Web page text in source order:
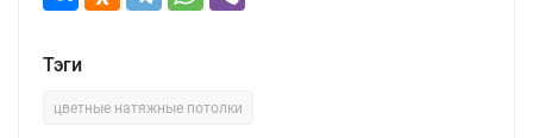
Тэги
цветные натяжные потолки